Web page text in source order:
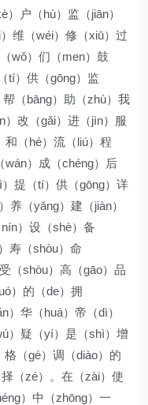
）户（hù）监（jiān）
维（wéi）修（xiū）过
wǒ）们（men）鼓
tí）供（gōng）监
帮（bāng）助（zhù）我
）改（gǎi）进（jìn）服
和（hé）流（liú）程
wán）成（chéng）后
）提（tí）供（gōng）详
养（yǎng）建（jiàn）
）设（shè）备
寿（shòu）命
（shòu）高（gāo）品
）的（de）拥
）华（huá）帝（dì）
）疑（yí）是（shì）增
格（gé）调（diào）的
（zé）。在（zài）使
）中（zhōng）一